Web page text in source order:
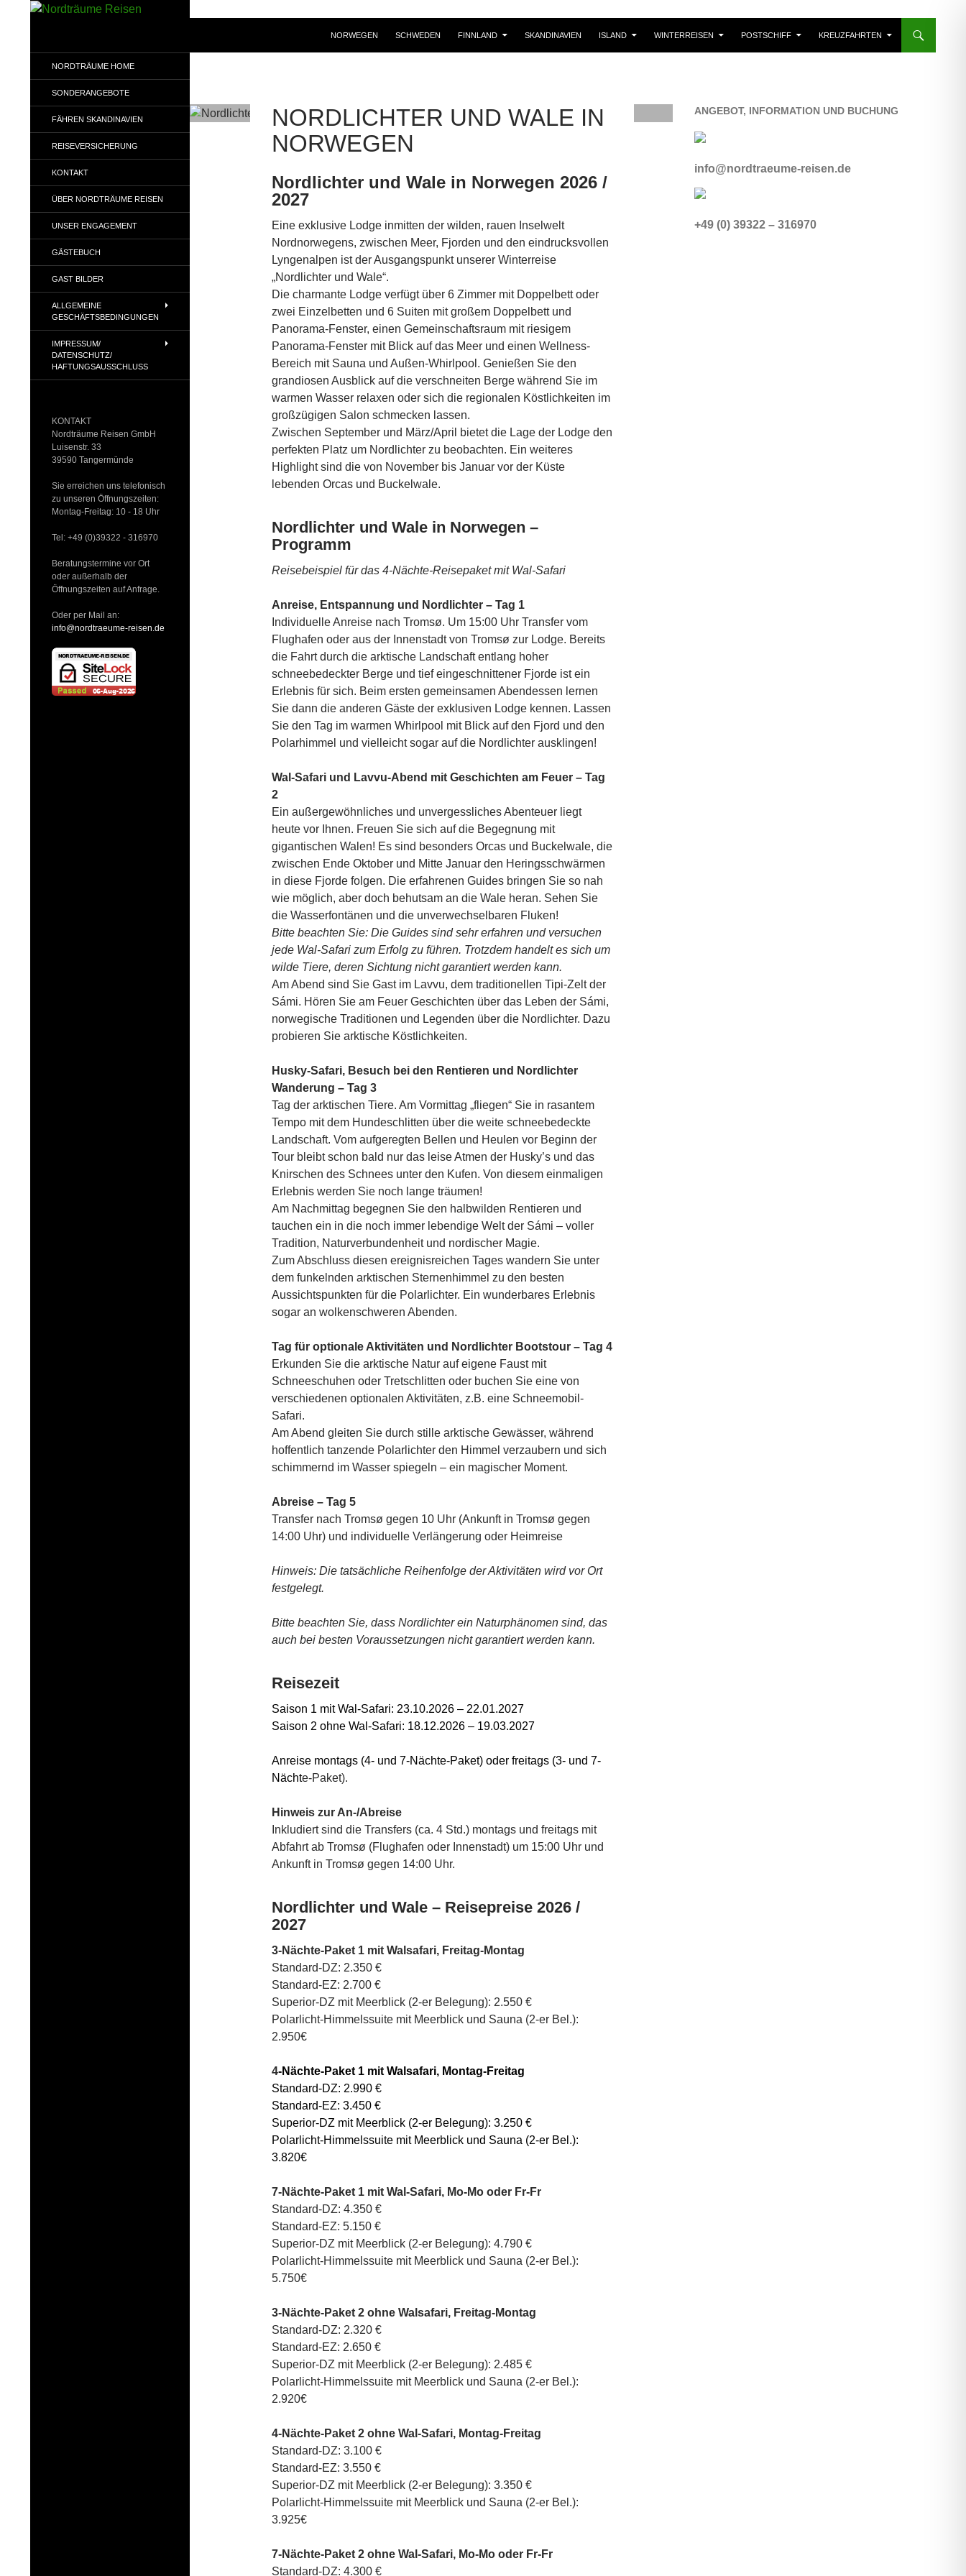
NORWEGEN SCHWEDEN FINNLAND SKANDINAVIEN ISLAND WINTERREISEN POSTSCHIFF KREUZFAHRTEN
NORDLICHTER UND WALE IN
NORWEGEN
Nordlichter und Wale in Norwegen 2026 /
2027
Eine exklusive Lodge inmitten der wilden, rauen Inselwelt
Nordnorwegens, zwischen Meer, Fjorden und den eindrucksvollen
Lyngenalpen ist der Ausgangspunkt unserer Winterreise
„Nordlichter und Wale“.
Die charmante Lodge verfügt über 6 Zimmer mit Doppelbett oder
zwei Einzelbetten und 6 Suiten mit großem Doppelbett und
Panorama-Fenster, einen Gemeinschaftsraum mit riesigem
Panorama-Fenster mit Blick auf das Meer und einen Wellness-
Bereich mit Sauna und Außen-Whirlpool. Genießen Sie den
grandiosen Ausblick auf die verschneiten Berge während Sie im
warmen Wasser relaxen oder sich die regionalen Köstlichkeiten im
großzügigen Salon schmecken lassen.
Zwischen September und März/April bietet die Lage der Lodge den
perfekten Platz um Nordlichter zu beobachten. Ein weiteres
Highlight sind die von November bis Januar vor der Küste
lebenden Orcas und Buckelwale.
Nordlichter und Wale in Norwegen –
Programm
Reisebeispiel für das 4-Nächte-Reisepaket mit Wal-Safari
Anreise, Entspannung und Nordlichter – Tag 1
Individuelle Anreise nach Tromsø. Um 15:00 Uhr Transfer vom
Flughafen oder aus der Innenstadt von Tromsø zur Lodge. Bereits
die Fahrt durch die arktische Landschaft entlang hoher
schneebedeckter Berge und tief eingeschnittener Fjorde ist ein
Erlebnis für sich. Beim ersten gemeinsamen Abendessen lernen
Sie dann die anderen Gäste der exklusiven Lodge kennen. Lassen
Sie den Tag im warmen Whirlpool mit Blick auf den Fjord und den
Polarhimmel und vielleicht sogar auf die Nordlichter ausklingen!
Wal-Safari und Lavvu-Abend mit Geschichten am Feuer – Tag
2
Ein außergewöhnliches und unvergessliches Abenteuer liegt
heute vor Ihnen. Freuen Sie sich auf die Begegnung mit
gigantischen Walen! Es sind besonders Orcas und Buckelwale, die
zwischen Ende Oktober und Mitte Januar den Heringsschwärmen
in diese Fjorde folgen. Die erfahrenen Guides bringen Sie so nah
wie möglich, aber doch behutsam an die Wale heran. Sehen Sie
die Wasserfontänen und die unverwechselbaren Fluken!
Bitte beachten Sie: Die Guides sind sehr erfahren und versuchen
jede Wal-Safari zum Erfolg zu führen. Trotzdem handelt es sich um
wilde Tiere, deren Sichtung nicht garantiert werden kann.
Am Abend sind Sie Gast im Lavvu, dem traditionellen Tipi-Zelt der
Sámi. Hören Sie am Feuer Geschichten über das Leben der Sámi,
norwegische Traditionen und Legenden über die Nordlichter. Dazu
probieren Sie arktische Köstlichkeiten.
Husky-Safari, Besuch bei den Rentieren und Nordlichter
Wanderung – Tag 3
Tag der arktischen Tiere. Am Vormittag „fliegen“ Sie in rasantem
Tempo mit dem Hundeschlitten über die weite schneebedeckte
Landschaft. Vom aufgeregten Bellen und Heulen vor Beginn der
Tour bleibt schon bald nur das leise Atmen der Husky’s und das
Knirschen des Schnees unter den Kufen. Von diesem einmaligen
Erlebnis werden Sie noch lange träumen!
Am Nachmittag begegnen Sie den halbwilden Rentieren und
tauchen ein in die noch immer lebendige Welt der Sámi – voller
Tradition, Naturverbundenheit und nordischer Magie.
Zum Abschluss diesen ereignisreichen Tages wandern Sie unter
dem funkelnden arktischen Sternenhimmel zu den besten
Aussichtspunkten für die Polarlichter. Ein wunderbares Erlebnis
sogar an wolkenschweren Abenden.
Tag für optionale Aktivitäten und Nordlichter Bootstour – Tag 4
Erkunden Sie die arktische Natur auf eigene Faust mit
Schneeschuhen oder Tretschlitten oder buchen Sie eine von
verschiedenen optionalen Aktivitäten, z.B. eine Schneemobil-
Safari.
Am Abend gleiten Sie durch stille arktische Gewässer, während
hoffentlich tanzende Polarlichter den Himmel verzaubern und sich
schimmernd im Wasser spiegeln – ein magischer Moment.
Abreise – Tag 5
Transfer nach Tromsø gegen 10 Uhr (Ankunft in Tromsø gegen
14:00 Uhr) und individuelle Verlängerung oder Heimreise
Hinweis: Die tatsächliche Reihenfolge der Aktivitäten wird vor Ort
festgelegt.
Bitte beachten Sie, dass Nordlichter ein Naturphänomen sind, das
auch bei besten Voraussetzungen nicht garantiert werden kann.
Reisezeit
Saison 1 mit Wal-Safari: 23.10.2026 – 22.01.2027
Saison 2 ohne Wal-Safari: 18.12.2026 – 19.03.2027
Anreise montags (4- und 7-Nächte-Paket) oder freitags (3- und 7-
Nächte-Paket).
Hinweis zur An-/Abreise
Inkludiert sind die Transfers (ca. 4 Std.) montags und freitags mit
Abfahrt ab Tromsø (Flughafen oder Innenstadt) um 15:00 Uhr und
Ankunft in Tromsø gegen 14:00 Uhr.
Nordlichter und Wale – Reisepreise 2026 /
2027
3-Nächte-Paket 1 mit Walsafari, Freitag-Montag
Standard-DZ: 2.350 €
Standard-EZ: 2.700 €
Superior-DZ mit Meerblick (2-er Belegung): 2.550 €
Polarlicht-Himmelssuite mit Meerblick und Sauna (2-er Bel.):
2.950€
4-Nächte-Paket 1 mit Walsafari, Montag-Freitag
Standard-DZ: 2.990 €
Standard-EZ: 3.450 €
Superior-DZ mit Meerblick (2-er Belegung): 3.250 €
Polarlicht-Himmelssuite mit Meerblick und Sauna (2-er Bel.):
3.820€
7-Nächte-Paket 1 mit Wal-Safari, Mo-Mo oder Fr-Fr
Standard-DZ: 4.350 €
Standard-EZ: 5.150 €
Superior-DZ mit Meerblick (2-er Belegung): 4.790 €
Polarlicht-Himmelssuite mit Meerblick und Sauna (2-er Bel.):
5.750€
3-Nächte-Paket 2 ohne Walsafari, Freitag-Montag
Standard-DZ: 2.320 €
Standard-EZ: 2.650 €
Superior-DZ mit Meerblick (2-er Belegung): 2.485 €
Polarlicht-Himmelssuite mit Meerblick und Sauna (2-er Bel.):
2.920€
4-Nächte-Paket 2 ohne Wal-Safari, Montag-Freitag
Standard-DZ: 3.100 €
Standard-EZ: 3.550 €
Superior-DZ mit Meerblick (2-er Belegung): 3.350 €
Polarlicht-Himmelssuite mit Meerblick und Sauna (2-er Bel.):
3.925€
7-Nächte-Paket 2 ohne Wal-Safari, Mo-Mo oder Fr-Fr
Standard-DZ: 4.300 €
ANGEBOT, INFORMATION UND BUCHUNG
info@nordtraeume-reisen.de
+49 (0) 39322 – 316970
NORDTRÄUME HOME
SONDERANGEBOTE
FÄHREN SKANDINAVIEN
REISEVERSICHERUNG
KONTAKT
ÜBER NORDTRÄUME REISEN
UNSER ENGAGEMENT
GÄSTEBUCH
GAST BILDER
ALLGEMEINE
GESCHÄFTSBEDINGUNGEN
IMPRESSUM/
DATENSCHUTZ/
HAFTUNGSAUSSCHLUSS
KONTAKT
Nordträume Reisen GmbH
Luisenstr. 33
39590 Tangermünde
Sie erreichen uns telefonisch
zu unseren Öffnungszeiten:
Montag-Freitag: 10 - 18 Uhr
Tel: +49 (0)39322 - 316970
Beratungstermine vor Ort
oder außerhalb der
Öffnungszeiten auf Anfrage.
Oder per Mail an:
info@nordtraeume-reisen.de